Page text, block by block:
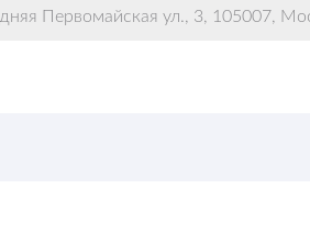
Первомайская ул., 3, 105007,